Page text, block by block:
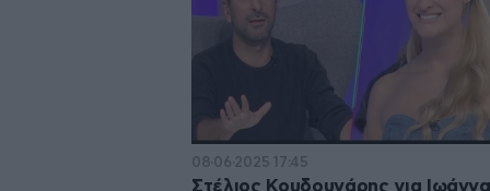
08·06·2025 17:45
Στέλιος Κουδουνάρης για Ιωάννα